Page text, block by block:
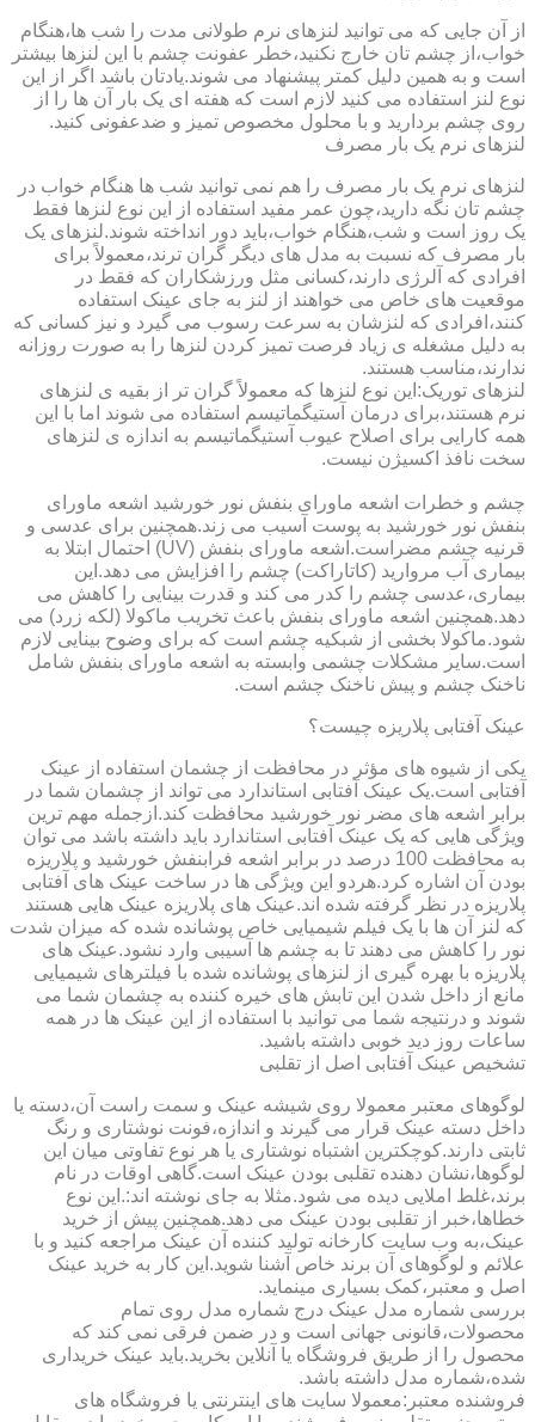
از آن جایی که می توانید لنزهای نرم طولانی مدت را شب ها،هنگام
خواب،از چشم تان خارج نکنید،خطر عفونت چشم با این لنزها بیشتر
است و به همین دلیل کمتر پیشنهاد می شوند.یادتان باشد اگر از این
نوع لنز استفاده می کنید لازم است که هفته ای یک بار آن ها را از
روی چشم بردارید و با محلول مخصوص تمیز و ضدعفونی کنید.
لنزهای نرم یک بار مصرف
لنزهای نرم یک بار مصرف را هم نمی توانید شب ها هنگام خواب در
چشم تان نگه دارید،چون عمر مفید استفاده از این نوع لنزها فقط
یک روز است و شب،هنگام خواب،باید دور انداخته شوند.لنزهای یک
بار مصرف که نسبت به مدل های دیگر گران ترند،معمولاً برای
افرادی که آلرژی دارند،کسانی مثل ورزشکاران که فقط در
موقعیت های خاص می خواهند از لنز به جای عینک استفاده
کنند،افرادی که لنزشان به سرعت رسوب می گیرد و نیز کسانی که
به دلیل مشغله ی زیاد فرصت تمیز کردن لنزها را به صورت روزانه
ندارند،مناسب هستند.
لنزهای توریک:این نوع لنزها که معمولاً گران تر از بقیه ی لنزهای
نرم هستند،برای درمان آستیگماتیسم استفاده می شوند اما با این
همه کارایی برای اصلاح عیوب آستیگماتیسم به اندازه ی لنزهای
سخت نافذ اکسیژن نیست.
چشم و خطرات اشعه ماورای بنفش نور خورشید اشعه ماورای
بنفش نور خورشید به پوست آسیب می زند.همچنین برای عدسی و
قرنیه چشم مضراست.اشعه ماورای بنفش (UV) احتمال ابتلا به
بیماری آب مروارید (کاتاراکت) چشم را افزایش می دهد.این
بیماری،عدسی چشم را کدر می کند و قدرت بینایی را کاهش می
دهد.همچنین اشعه ماورای بنفش باعث تخریب ماکولا (لکه زرد) می
شود.ماکولا بخشی از شبکیه چشم است که برای وضوح بینایی لازم
است.سایر مشکلات چشمی وابسته به اشعه ماورای بنفش شامل
ناخنک چشم و پیش ناخنک چشم است.
عینک آفتابی پلاریزه چیست؟
یکی از شیوه های مؤثر در محافظت از چشمان استفاده از عینک
آفتابی است.یک عینک آفتابی استاندارد می تواند از چشمان شما در
برابر اشعه های مضر نور خورشید محافظت کند.ازجمله مهم ترین
ویژگی هایی که یک عینک آفتابی استاندارد باید داشته باشد می توان
به محافظت 100 درصد در برابر اشعه فرابنفش خورشید و پلاریزه
بودن آن اشاره کرد.هردو این ویژگی ها در ساخت عینک های آفتابی
پلاریزه در نظر گرفته شده اند.عینک های پلاریزه عینک هایی هستند
که لنز آن ها با یک فیلم شیمیایی خاص پوشانده شده که میزان شدت
نور را کاهش می دهند تا به چشم ها آسیبی وارد نشود.عینک های
پلاریزه با بهره گیری از لنزهای پوشانده شده با فیلترهای شیمیایی
مانع از داخل شدن این تابش های خیره کننده به چشمان شما می
شوند و درنتیجه شما می توانید با استفاده از این عینک ها در همه
ساعات روز دید خوبی داشته باشید.
تشخیص عینک آفتابی اصل از تقلبی
لوگوهای معتبر معمولا روی شیشه عینک و سمت راست آن،دسته یا
داخل دسته عینک قرار می گیرند و اندازه،فونت نوشتاری و رنگ
ثابتی دارند.کوچکترین اشتباه نوشتاری یا هر نوع تفاوتی میان این
لوگوها،نشان دهنده تقلبی بودن عینک است.گاهی اوقات در نام
برند،غلط املایی دیده می شود.مثلا به جای نوشته اند:.این نوع
خطاها،خبر از تقلبی بودن عینک می دهد.همچنین پیش از خرید
عینک،به وب سایت کارخانه تولید کننده آن عینک مراجعه کنید و با
علائم و لوگوهای آن برند خاص آشنا شوید.این کار به خرید عینک
اصل و معتبر،کمک بسیاری مینماید.
بررسی شماره مدل عینک درج شماره مدل روی تمام
محصولات،قانونی جهانی است و در ضمن فرقی نمی کند که
محصول را از طریق فروشگاه یا آنلاین بخرید.باید عینک خریداری
شده،شماره مدل داشته باشد.
فروشنده معتبر:معمولا سایت های اینترنتی یا فروشگاه های